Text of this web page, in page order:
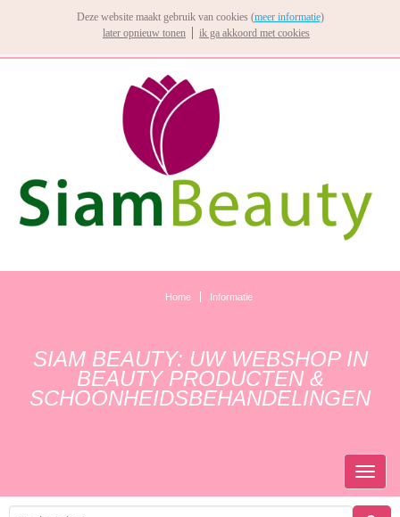
Home Informatie
SIAM BEAUTY: UW WEBSHOP IN
BEAUTY PRODUCTEN &
SCHOONHEIDSBEHANDELINGEN
Deze website maakt gebruik van cookies (meer informatie)
later opnieuw tonen
ik ga akkoord met cookies